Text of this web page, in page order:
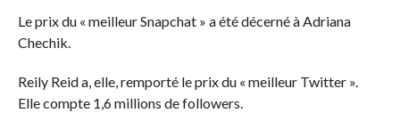
Le prix du « meilleur Snapchat » a été décerné à Adriana
Chechik.
Reily Reid a, elle, remporté le prix du « meilleur Twitter ».
Elle compte 1,6 millions de followers.